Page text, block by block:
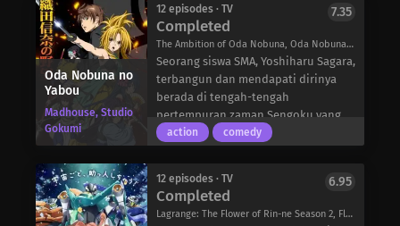
Fighters (TSF) untuk memerangi
mereka.
Ketika BETA mencapai Jepang pada
tahun 1998, seorang siswa sekolah
militer dan pilot TSF-atau eishi-Yui
Takamura diperintahkan untuk
mempertahankan garis pertahanan
terakhir Kyoto bersama teman-
manusia dan pengorbanan teman-
teman Yui, Angkatan Darat
Kekaisaran Jepang berhasil mengusir
paruh waktu di toko tersebut, tetapi
sebelum dia bisa bergerak, dia
mengalami hambatan besar: di
apartemennya tinggal hantu yang
mengaku sebagai suami Rokka yang
sudah meninggal.
Atsushi Shimao diam-diam menjaga
istrinya yang sudah menjanda sejak
lalu. Namun, Hazuki adalah orang
pertama yang memperhatikannya,
dan keduanya dengan cepat
Oda Nobuna no
Yabou
Madhouse, Studio
Gokumi
12 episodes · TV
Completed
The Ambition of Oda Nobuna, Oda Nobuna no Yabou, 織田信奈の野望
7.35
Seorang siswa SMA, Yoshiharu Sagara,
terbangun dan mendapati dirinya
berada di tengah-tengah
pertempuran zaman Sengoku yang
berkecamuk. Dia diselamatkan oleh
sang pahlawan. Dengan napas
terakhirnya, sang pejuang memohon
agar Yoshiharu menjadi penguasa
action comedy
12 episodes · TV
Completed
Lagrange: The Flower of Rin-ne Season 2, Flower declaration of your heart 2, Lag-Rin 2, 輪廻のラグランジェ season 2
6.95